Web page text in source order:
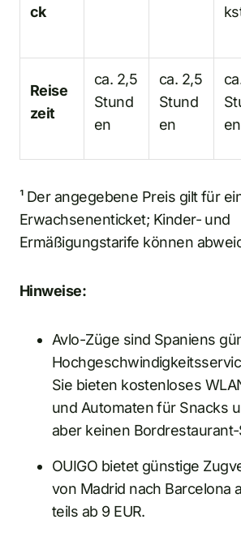
ck
Reise
zeit
ca. 2,5
Stund
en
ca. 2,5
Stund
en
en
¹ Der angegebene Preis gilt für
Erwachsenenticket; Kinder- und
Ermäßigungstarife können
Hinweise:
Avlo-Züge sind Spaniens
Sie bieten kostenloses
und Automaten für Snacks
aber keinen
OUIGO bietet günstige
von Madrid nach Barcelona
teils ab 9 EUR.